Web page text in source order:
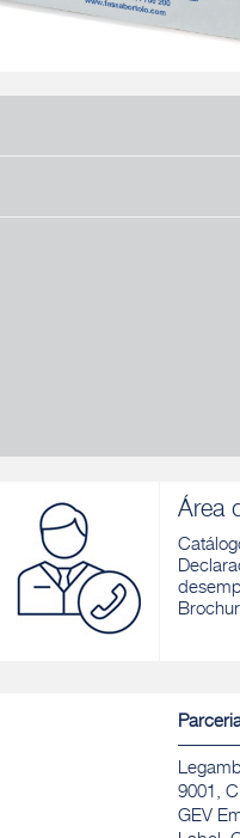
Área
9001,
GEV